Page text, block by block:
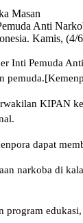
Masan
Anti
Kamis,
Inti Pemuda
KIPAN
dapat
narkoba di
program